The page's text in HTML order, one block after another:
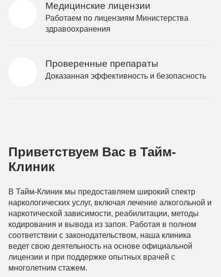
Медицинские лицензии
Работаем по лицензиям Министерства
здравоохранения
Проверенные препараты
Доказанная эффективность и безопасность
Приветствуем Вас в Тайм-
Клиник
В Тайм-Клиник мы предоставляем широкий спектр
наркологических услуг, включая лечение алкогольной и
наркотической зависимости, реабилитации, методы
кодирования и вывода из запоя. Работая в полном
соответствии с законодательством, наша клиника
ведет свою деятельность на основе официальной
лицензии и при поддержке опытных врачей с
многолетним стажем.